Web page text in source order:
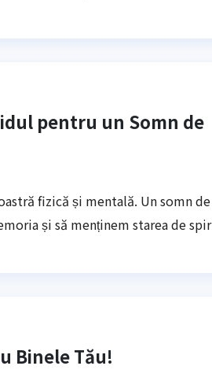
pentru un Somn de
fizică și mentală. Un somn
și să menținem starea de
Binele Tău!